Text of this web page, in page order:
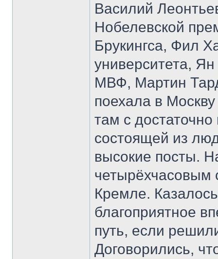
Василий
Нобелевской
Брукингса, Фил
университета,
МВФ, Мартин
поехала в
там с достаточно
состоящей из
высокие посты.
Кремле.
благоприятное
путь, если
Договорились,